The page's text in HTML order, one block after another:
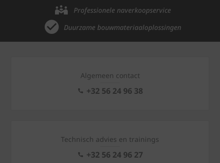
Professionele naverkoopservice
Duurzame bouwmateriaaloplossingen
Algemeen contact
+32 56 24 96 38
Technisch advies en trainings
+32 56 24 96 27